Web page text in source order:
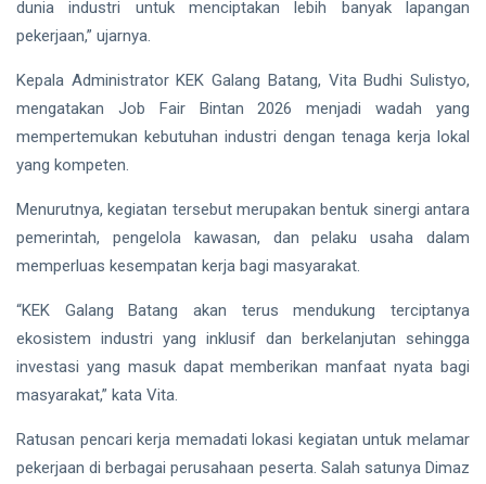
dunia industri untuk menciptakan lebih banyak lapangan
pekerjaan,” ujarnya.
Kepala Administrator KEK Galang Batang, Vita Budhi Sulistyo,
mengatakan Job Fair Bintan 2026 menjadi wadah yang
mempertemukan kebutuhan industri dengan tenaga kerja lokal
yang kompeten.
Menurutnya, kegiatan tersebut merupakan bentuk sinergi antara
pemerintah, pengelola kawasan, dan pelaku usaha dalam
memperluas kesempatan kerja bagi masyarakat.
“KEK Galang Batang akan terus mendukung terciptanya
ekosistem industri yang inklusif dan berkelanjutan sehingga
investasi yang masuk dapat memberikan manfaat nyata bagi
masyarakat,” kata Vita.
Ratusan pencari kerja memadati lokasi kegiatan untuk melamar
pekerjaan di berbagai perusahaan peserta. Salah satunya Dimaz